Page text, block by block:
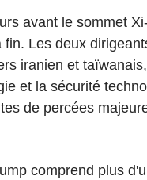
avant le sommet
fin. Les deux
iranien et
et la sécurité
de percées
comprend plus